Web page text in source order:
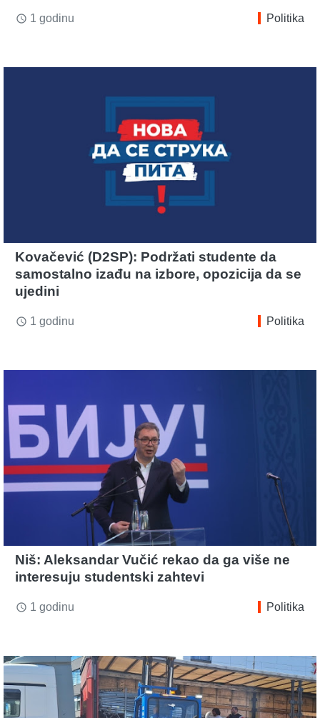
access_time 1 godinu Politika
Kovačević (D2SP): Podržati studente da
samostalno izađu na izbore, opozicija da se
ujedini
access_time 1 godinu Politika
Niš: Aleksandar Vučić rekao da ga više ne
interesuju studentski zahtevi
access_time 1 godinu Politika